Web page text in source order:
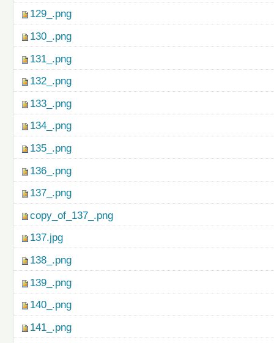
129_.png
130_.png
131_.png
132_.png
133_.png
134_.png
135_.png
136_.png
137_.png
copy_of_137_.png
137.jpg
138_.png
139_.png
140_.png
141_.png